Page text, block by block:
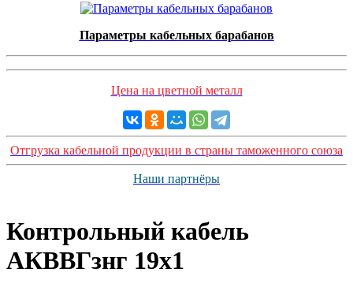
Параметры кабельных барабанов
Цена на цветной металл
Отгрузка кабельной продукции в страны таможенного союза
Наши партнёры
Контрольный кабель
AКВВГзнг 19х1